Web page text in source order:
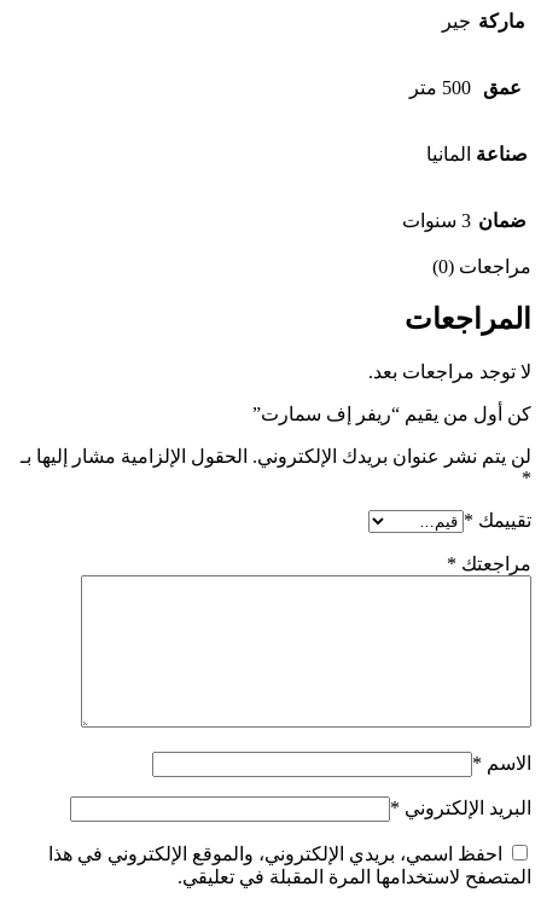
ماركة جير
عمق 500 متر
صناعة المانيا
ضمان 3 سنوات
مراجعات (0)
المراجعات
لا توجد مراجعات بعد.
كن أول من يقيم “ريفر إف سمارت”
لن يتم نشر عنوان بريدك الإلكتروني. الحقول الإلزامية مشار إليها بـ
*
تقييمك *
مراجعتك *
الاسم *
البريد الإلكتروني *
احفظ اسمي، بريدي الإلكتروني، والموقع الإلكتروني في هذا
المتصفح لاستخدامها المرة المقبلة في تعليقي.